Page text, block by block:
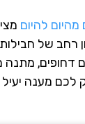
להיוםמציע
של חבילות.
מתנה
יעיל וזמין.